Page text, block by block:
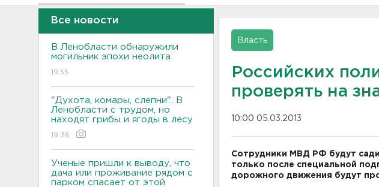
Все новости
В Ленобласти обнаружили
могильник эпохи неолита
19:55
"Духота, комары, слепни". В
Ленобласти с трудом, но
находят грибы и ягоды в лесу
19:36
Ученые пришли к выводу, что
дача или проживание рядом с
парком спасает от этой
Власть
Российских
проверять на
10:00 05.03.2013
Сотрудники МВД РФ будут
только после специальной
дорожного движения будут